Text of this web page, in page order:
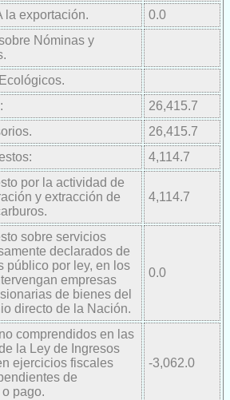
la exportación. 0.0
Nóminas y
26,415.7
26,415.7
4,114.7
por la actividad de
y extracción de
4,114.7
sobre servicios
declarados de
público por ley, en los
empresas
de bienes del
directo de la Nación.
0.0
comprendidos en las
la Ley de Ingresos
ejercicios fiscales
de
pago.
-3,062.0